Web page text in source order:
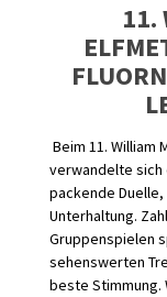
11.
Beim 11. William
verwandelte sich
packende
Unterhaltung.
Gruppenspielen
sehenswerten
beste Stimmung.